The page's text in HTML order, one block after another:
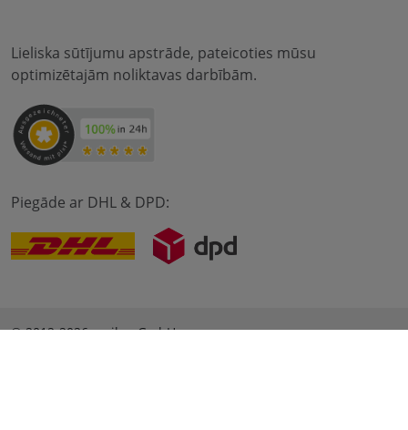
Lieliska sūtījumu apstrāde, pateicoties mūsu
optimizētajām noliktavas darbībām.
Piegāde ar DHL & DPD:
© 2012-2026 meilon GmbH